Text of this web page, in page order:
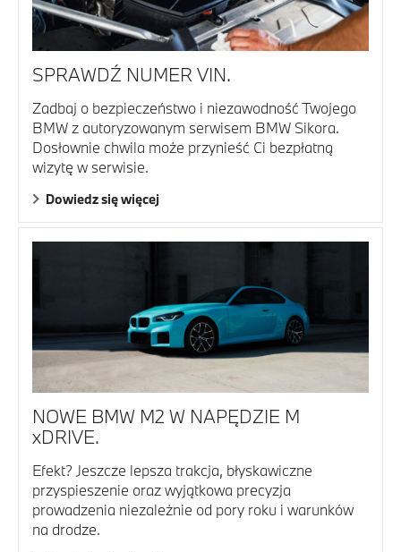
SPRAWDŹ NUMER VIN.
Zadbaj o bezpieczeństwo i niezawodność Twojego
BMW z autoryzowanym serwisem BMW Sikora.
Dosłownie chwila może przynieść Ci bezpłatną
wizytę w serwisie.
Dowiedz się więcej
NOWE BMW M2 W NAPĘDZIE M
xDRIVE.
Efekt? Jeszcze lepsza trakcja, błyskawiczne
przyspieszenie oraz wyjątkowa precyzja
prowadzenia niezależnie od pory roku i warunków
na drodze.